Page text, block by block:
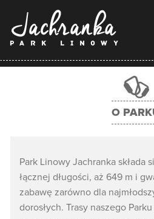
O
Park Linowy Jachranka składa
łącznej długości, aż 649 m i
zabawę zarówno dla
dorosłych. Trasy naszego